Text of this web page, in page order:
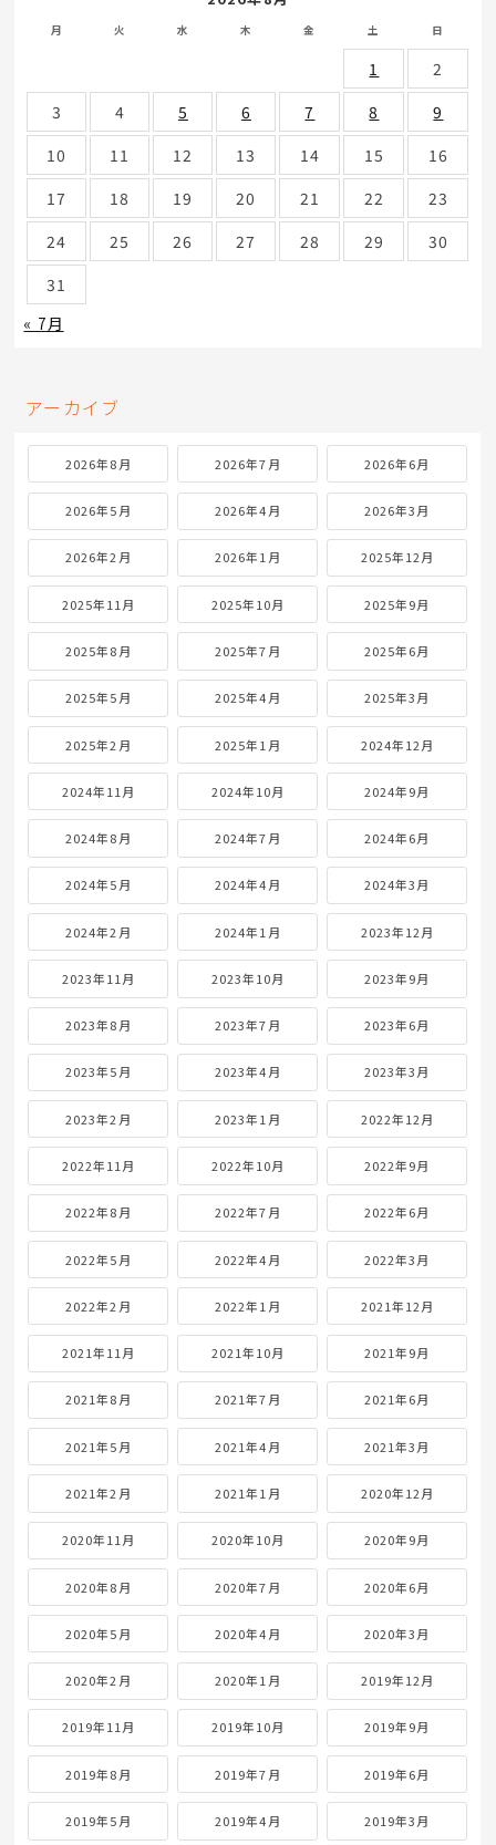
月 火 水 木 金 土 日
1
2
3
4 5 6 7 8
9
10
11 12 13 14 15
16
17
18 19 20 21 22
23
24
25 26 27 28 29
30
31
« 7月
アーカイブ
2026年8月 2026年7月 2026年6月
2026年5月 2026年4月 2026年3月
2026年2月 2026年1月 2025年12月
2025年11月 2025年10月 2025年9月
2025年8月 2025年7月 2025年6月
2025年5月 2025年4月 2025年3月
2025年2月 2025年1月 2024年12月
2024年11月 2024年10月 2024年9月
2024年8月 2024年7月 2024年6月
2024年5月 2024年4月 2024年3月
2024年2月 2024年1月 2023年12月
2023年11月 2023年10月 2023年9月
2023年8月 2023年7月 2023年6月
2023年5月 2023年4月 2023年3月
2023年2月 2023年1月 2022年12月
2022年11月 2022年10月 2022年9月
2022年8月 2022年7月 2022年6月
2022年5月 2022年4月 2022年3月
2022年2月 2022年1月 2021年12月
2021年11月 2021年10月 2021年9月
2021年8月 2021年7月 2021年6月
2021年5月 2021年4月 2021年3月
2021年2月 2021年1月 2020年12月
2020年11月 2020年10月 2020年9月
2020年8月 2020年7月 2020年6月
2020年5月 2020年4月 2020年3月
2020年2月 2020年1月 2019年12月
2019年11月 2019年10月 2019年9月
2019年8月 2019年7月 2019年6月
2019年5月 2019年4月 2019年3月